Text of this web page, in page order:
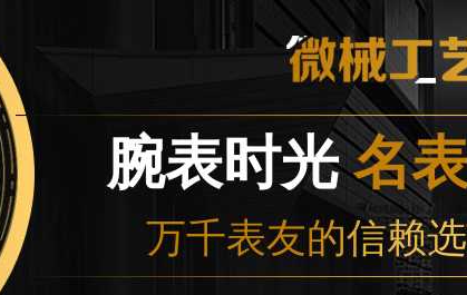
腕表时光 名
万千表友的信赖